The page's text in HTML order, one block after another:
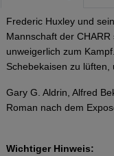
Frederic Huxley und
Mannschaft der
unweigerlich zum
Schebekaisen zu lüften,
Gary G. Aldrin, Alfred
Roman nach dem
Wichtiger Hinweis: